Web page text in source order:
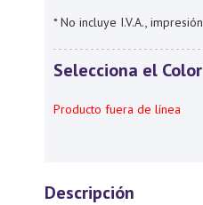
* No incluye I.V.A.,
Selecciona el Color
Producto fuera de línea
Descripción